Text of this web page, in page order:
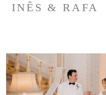
INÊS & RAFA